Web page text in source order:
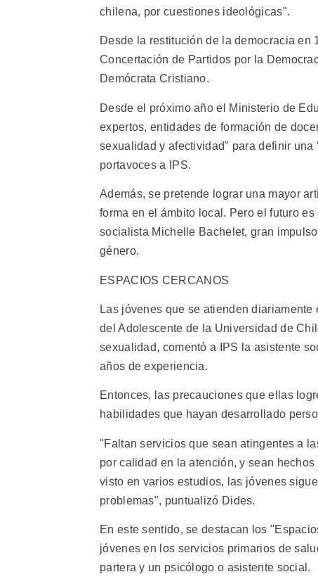
chilena, por cuestiones ideológicas".
Desde la restitución de la democracia
Concertación de Partidos por la
Demócrata Cristiano.
Desde el próximo año el Ministerio de
expertos, entidades de formación de
sexualidad y afectividad" para definir
portavoces a IPS.
Además, se pretende lograr una mayor
forma en el ámbito local. Pero el futuro
socialista Michelle Bachelet, gran
género.
ESPACIOS CERCANOS
Las jóvenes que se atienden
del Adolescente de la Universidad de
sexualidad, comentó a IPS la asistente
años de experiencia.
Entonces, las precauciones que ellas
habilidades que hayan desarrollado
"Faltan servicios que sean atingentes a
por calidad en la atención, y sean
visto en varios estudios, las jóvenes
problemas", puntualizó Dides.
En este sentido, se destacan los
jóvenes en los servicios primarios de
partera y un psicólogo o asistente social.